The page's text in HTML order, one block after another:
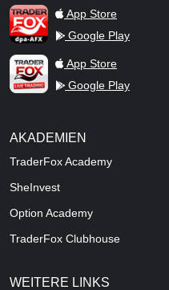
TraderFox dpa-AFX ProFeed
App Store
Google Play
TraderFox Live Trading
App Store
Google Play
AKADEMIEN
TraderFox Academy
SheInvest
Option Academy
TraderFox Clubhouse
WEITERE LINKS